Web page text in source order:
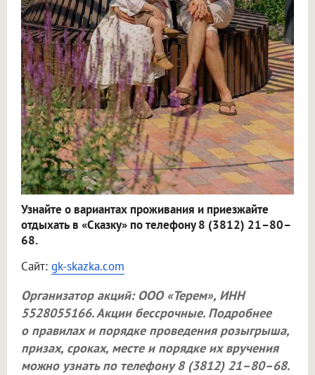
Узнайте о вариантах проживания и приезжайте
отдыхать в «Сказку» по телефону 8 (3812) 21–80–
68.
Сайт: gk-skazka.com
Организатор акций: ООО «Терем», ИНН
5528055166. Акции бессрочные. Подробнее
о правилах и порядке проведения розыгрыша,
призах, сроках, месте и порядке их вручения
можно узнать по телефону 8 (3812) 21–80–68.